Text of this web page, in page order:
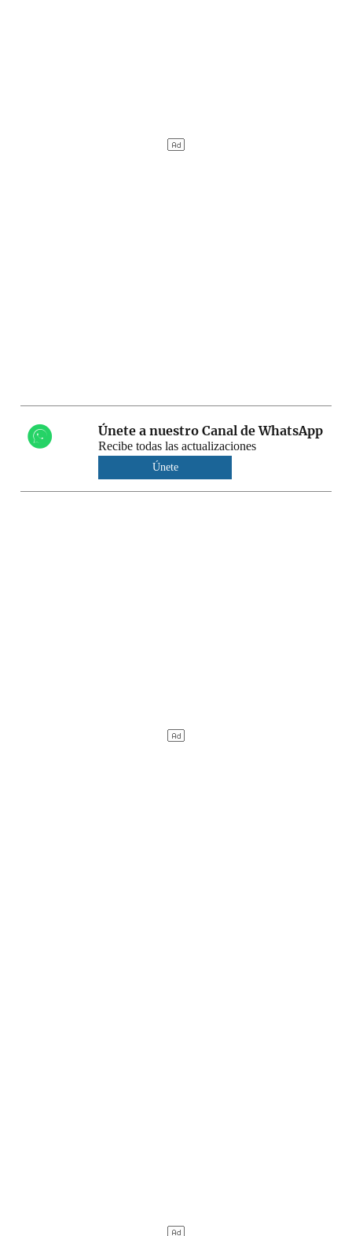
Únete a nuestro Canal de WhatsApp
Recibe todas las actualizaciones
Únete